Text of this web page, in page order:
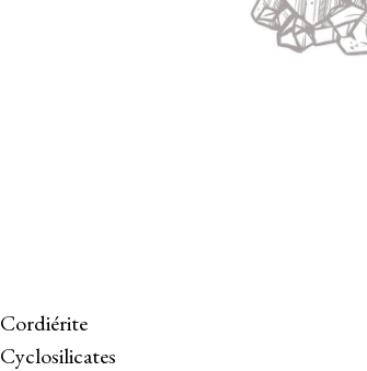
Cordiérite
Cyclosilicates